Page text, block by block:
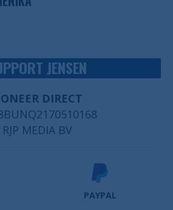
JENSEN
DIRECT
RJP MEDIA BV
PAYPAL